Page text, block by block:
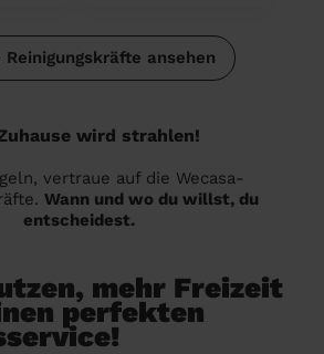
Reinigungskräfte ansehen
wird strahlen!
vertraue auf die Wecasa-
Wann und wo du willst, du
entscheidest.
mehr Freizeit
perfekten